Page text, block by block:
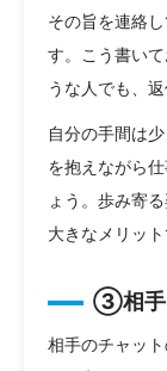
その旨を連絡
す。こう書い
うな人でも、
自分の手間は
を抱えながら
ょう。歩み寄
大きなメリット
③相手
相手のチャッ